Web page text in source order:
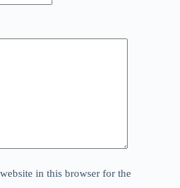
in this browser for the